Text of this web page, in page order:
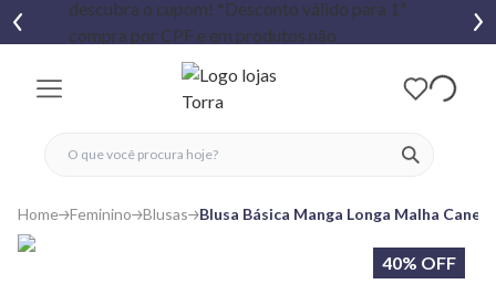
ver
fechar menu
fechar menu
favoritos
Home Feminino Blusas Blusa Básica Manga Longa Malha
40% OFF